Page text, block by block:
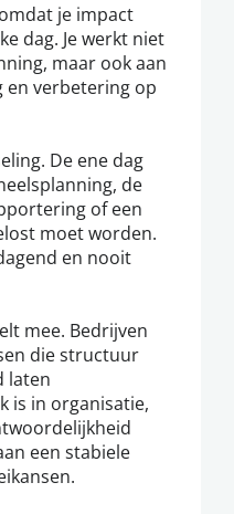
je impact
dag. Je werkt niet
maar ook aan
en verbetering op
De ene dag
de
of een
moet worden.
en nooit
mee. Bedrijven
die structuur
laten
is in organisatie,
een stabiele